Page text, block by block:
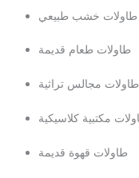
طاولات خشب طبيعي
طاولات طعام قديمة
طاولات مجالس تراثية
مكتبية كلاسيكية
طاولات قهوة قديمة